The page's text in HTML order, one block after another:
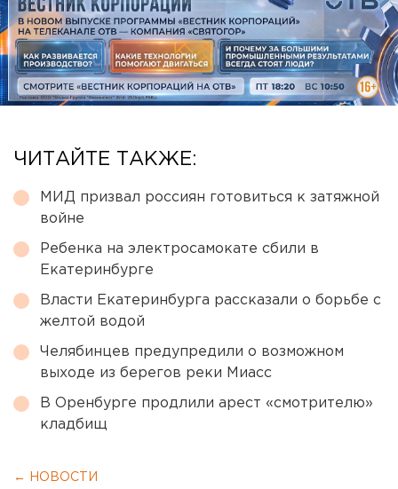
ЧИТАЙТЕ ТАКЖЕ:
МИД призвал россиян готовиться к затяжной
войне
Ребенка на электросамокате сбили в
Екатеринбурге
Власти Екатеринбурга рассказали о борьбе с
желтой водой
Челябинцев предупредили о возможном
выходе из берегов реки Миасс
В Оренбурге продлили арест «смотрителю»
кладбищ
← НОВОСТИ